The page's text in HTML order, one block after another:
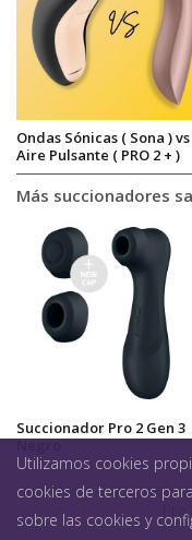
Ondas Sónicas ( Sona ) vs
Aire Pulsante ( PRO 2 + )
Más succionadores
Succionador Pro 2 Gen 3
Negro
Juguetes > Succionadores
Utilizamos cookies
cookies de terceros
sobre las cookies y